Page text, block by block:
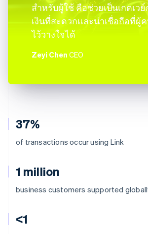
37%
of transactions occur using Link
1 million
business customers supported
<1
สำหรับผู้ใช้ คือช่วยเป็นเกตเว
เงินที่สะดวกและน่าเชื่อถือที่ผู้
ไว้วางใจได้
Zeyi Chen CEO